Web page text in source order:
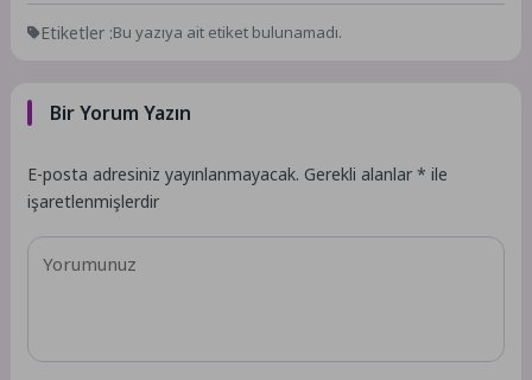
Etiketler :Bu yazıya ait etiket bulunamadı.
Bir Yorum Yazın
E-posta adresiniz yayınlanmayacak. Gerekli alanlar* ile
işaretlenmişlerdir